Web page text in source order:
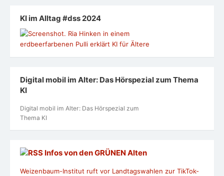
KI im Alltag #dss 2024
Digital mobil im Alter: Das Hörspezial zum Thema
KI
Digital mobil im Alter: Das Hörspezial zum
Thema KI
Infos von den GRÜNEN Alten
Weizenbaum-Institut ruft vor Landtagswahlen zur TikTok-